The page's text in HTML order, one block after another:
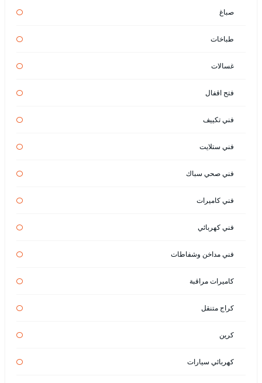
صباغ
طباخات
غسالات
فتح اقفال
فني تكييف
فني ستلايت
فني صحي سباك
فني كاميرات
فني كهربائي
فني مداخن وشفاطات
كاميرات مراقبة
كراج متنقل
كرين
كهربائي سيارات